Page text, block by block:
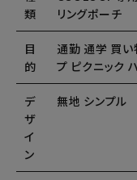
類
リングポーチ
目
的
通勤 通学 買い
プ ピクニック
デ
ザ
イ
ン
無地 シンプル